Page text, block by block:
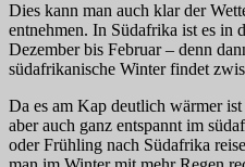
Dies kann man auch klar der
entnehmen. In Südafrika ist es in
Dezember bis Februar – denn
südafrikanische Winter findet
Da es am Kap deutlich wärmer
aber auch ganz entspannt im
oder Frühling nach Südafrika